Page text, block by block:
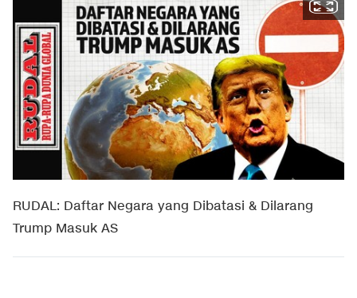
RUDAL: Daftar Negara yang Dibatasi & Dilarang
Trump Masuk AS